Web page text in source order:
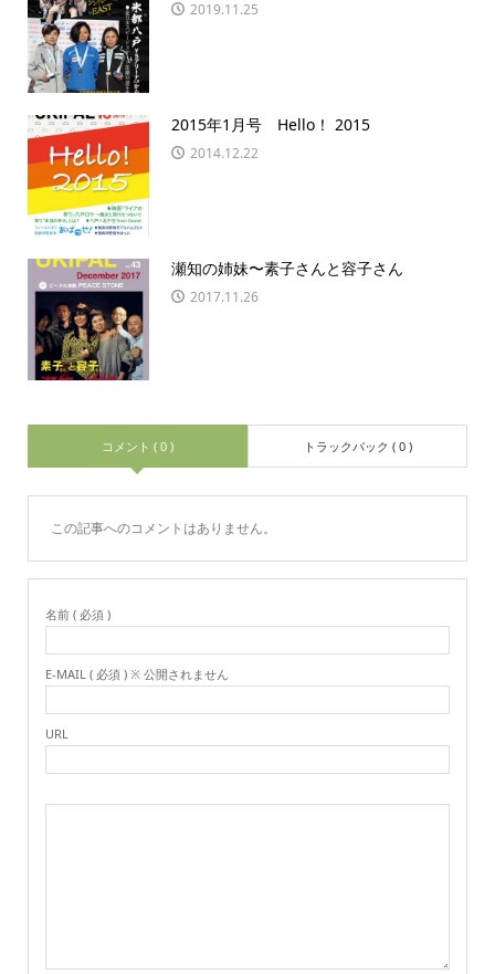
2019.11.25
2015年1月号 Hello！ 2015
2014.12.22
瀬知の姉妹〜素子さんと容子さん
2017.11.26
コメント ( 0 ) トラックバック ( 0 )
この記事へのコメントはありません。
名前 ( 必須 )
E-MAIL ( 必須 ) ※ 公開されません
URL